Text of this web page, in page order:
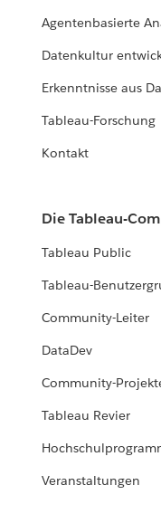
Agentenbasierte
Datenkultur
Erkenntnisse aus
Tableau-Forschung
Kontakt
Die Tableau-
Tableau Public
Tableau-
Community-Leiter
DataDev
Community-
Tableau Revier
Veranstaltungen